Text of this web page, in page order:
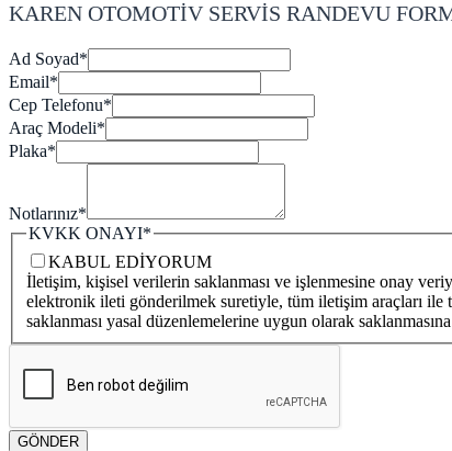
KAREN OTOMOTİV SERVİS RANDEVU
Ad Soyad*
Email*
Cep Telefonu*
Araç Modeli*
Plaka*
Notlarınız*
KVKK ONAYI*
KABUL EDİYORUM
İletişim, kişisel verilerin saklanması ve işlenmesine onay
elektronik ileti gönderilmek suretiyle, tüm iletişim araçları
saklanması yasal düzenlemelerine uygun olarak
GÖNDER